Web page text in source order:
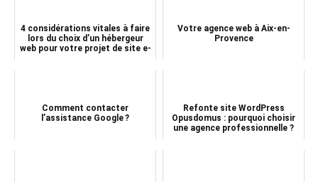
4 considérations vitales à faire
lors du choix d’un hébergeur
web pour votre projet de site e-
Votre agence web à Aix-en-
Provence
Comment contacter
l’assistance Google ?
Refonte site WordPress
Opusdomus : pourquoi choisir
une agence professionnelle ?